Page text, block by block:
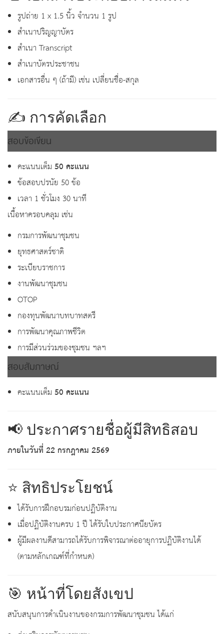
รูปถ่าย 1 x 1.5 นิ้ว จำนวน 1 รูป
สำเนาปริญญาบัตร
สำเนา Transcript
สำเนาบัตรประชาชน
เอกสารอื่น ๆ (ถ้ามี) เช่น เปลี่ยนชื่อ-สกุล
✍️ การคัดเลือก
สอบข้อเขียน
คะแนนเต็ม 50 คะแนน
ข้อสอบปรนัย 50 ข้อ
เวลา 1 ชั่วโมง 30 นาที
เนื้อหาครอบคลุม เช่น
กรมการพัฒนาชุมชน
ยุทธศาสตร์ชาติ
ระเบียบราชการ
งานพัฒนาชุมชน
OTOP
กองทุนพัฒนาบทบาทสตรี
การพัฒนาคุณภาพชีวิต
การมีส่วนร่วมของชุมชน ฯลฯ
สอบสัมภาษณ์
คะแนนเต็ม 50 คะแนน
📢 ประกาศรายชื่อผู้มีสิทธิสอบ
ภายในวันที่ 22 กรกฎาคม 2569
⭐ สิทธิประโยชน์
ได้รับการฝึกอบรมก่อนปฏิบัติงาน
เมื่อปฏิบัติงานครบ 1 ปี ได้รับใบประกาศนียบัตร
ผู้มีผลงานดีสามารถได้รับการพิจารณาต่ออายุการปฏิบัติงานได้
(ตามหลักเกณฑ์ที่กำหนด)
🎯 หน้าที่โดยสังเขป
สนับสนุนการดำเนินงานของกรมการพัฒนาชุมชน ได้แก่